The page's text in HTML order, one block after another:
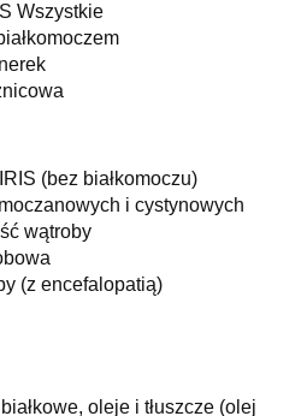
Wszystkie
(bez białkomoczu)
i cystynowych
wątroby
(z encefalopatią)
oleje i tłuszcze (olej